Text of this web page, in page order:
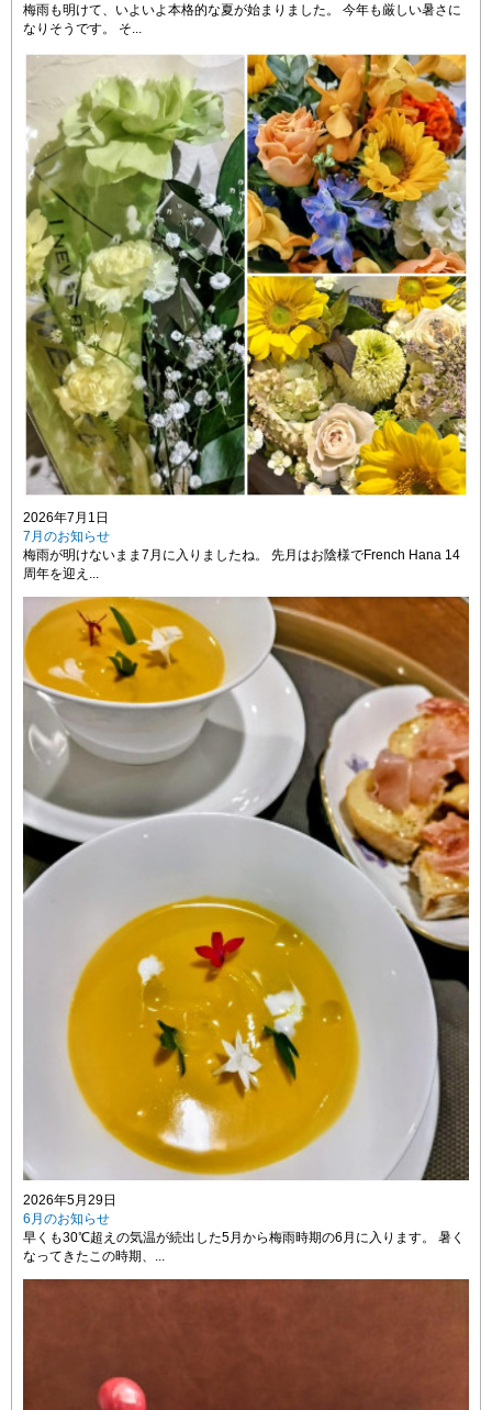
梅雨も明けて、いよいよ本格的な夏が始まりました。 今年も厳しい暑さに
なりそうです。 そ...
2026年7月1日
7月のお知らせ
梅雨が明けないまま7月に入りましたね。 先月はお陰様でFrench Hana 14
周年を迎え...
2026年5月29日
6月のお知らせ
早くも30℃超えの気温が続出した5月から梅雨時期の6月に入ります。 暑く
なってきたこの時期、...